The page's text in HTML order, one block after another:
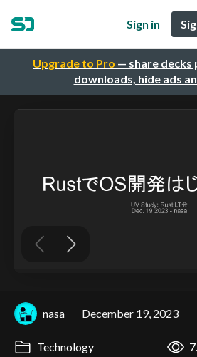
Upgrade to Pro — share
downloads, hide ads
Sign in
nasa December 19, 2023
Technology